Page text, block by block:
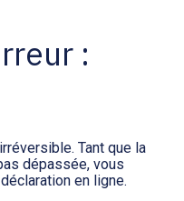
:
Tant que la
dépassée, vous
en ligne.